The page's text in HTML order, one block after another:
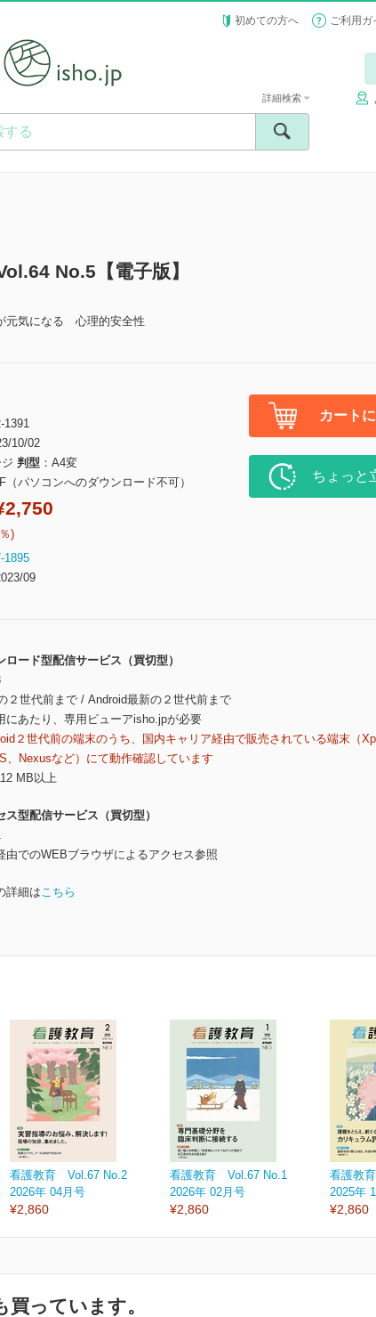
初めての方へ ご利用ガ
詳細検索
No.5【電子版】
元気になる 心理的安全性
1391
10/02
判型
A4変
（パソコンへのダウンロード不可）
)
1895
09
カート
ちょっと
ロード型配信サービス（買切型）
２世代前まで / Android最新の２世代前まで
あたり、専用ビューアisho.jpが必要
２世代前の端末のうち、国内キャリア経由で販売されている端末（
、Nexusなど）にて動作確認しています
MB以上
ス型配信サービス（買切型）
でのWEBブラウザによるアクセス参照
詳細はこちら
看護教育 Vol.67 No.2
2026年 04月号
¥2,860
看護教育 Vol.67 No.1
2026年 02月号
¥2,860
看護教
2025年
¥2,860
っています。